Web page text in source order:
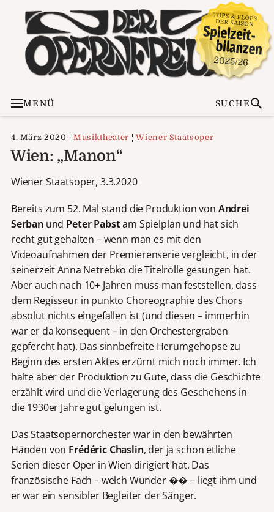
MENÜ SUCHE
4. März 2020 Musiktheater Wiener Staatsoper
Wien: „Manon“
Wiener Staatsoper, 3.3.2020
Bereits zum 52. Mal stand die Produktion von Andrei
Serban und Peter Pabstam Spielplan und hat sich
recht gut gehalten – wenn man es mit den
Videoaufnahmen der Premierenserie vergleicht, in der
seinerzeit Anna Netrebko die Titelrolle gesungen hat.
Aber auch nach 10+ Jahren muss man feststellen, dass
dem Regisseur in punkto Choreographie des Chors
absolut nichts eingefallen ist (und diesen – immerhin
war er da konsequent – in den Orchestergraben
gepfercht hat). Das sinnbefreite Herumgehopse zu
Beginn des ersten Aktes erzürnt mich noch immer. Ich
halte aber der Produktion zu Gute, dass die Geschichte
erzählt wird und die Verlagerung des Geschehens in
die 1930er Jahre gut gelungen ist.
Das Staatsopernorchester war in den bewährten
Händen von Frédéric Chaslin, der ja schon etliche
Serien dieser Oper in Wien dirigiert hat. Das
französische Fach – welch Wunder �� – liegt ihm und
er war ein sensibler Begleiter der Sänger.